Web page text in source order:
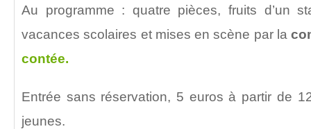
Au programme : quatre pièces, fruits d’un
vacances scolaires et mises en scène par la
contée.
Entrée sans réservation, 5 euros à partir de
jeunes.